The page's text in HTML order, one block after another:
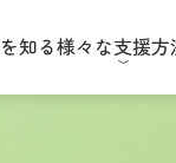
を知る様々な支援方